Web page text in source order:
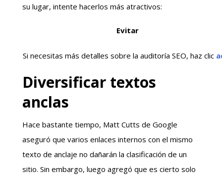
su lugar, intente hacerlos más atractivos:
Evitar
Si necesitas más detalles sobre la auditoría SEO, haz clic
Diversificar textos
anclas
Hace bastante tiempo, Matt Cutts de Google
aseguró que varios enlaces internos con el mismo
texto de anclaje no dañarán la clasificación de un
sitio. Sin embargo, luego agregó que es cierto solo